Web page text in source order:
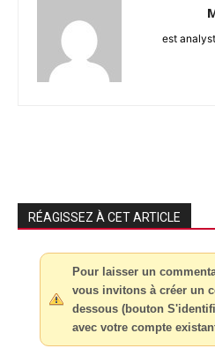
est
RÉAGISSEZ À CET ARTICLE
Pour laisser un
vous invitons à créer un
dessous (bouton
avec votre compte